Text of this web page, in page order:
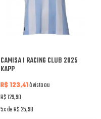
CAMISA I RACING CLUB 2025
KAPP
R$ 123,41à vista ou
R$ 129,90
5x de R$ 25,98